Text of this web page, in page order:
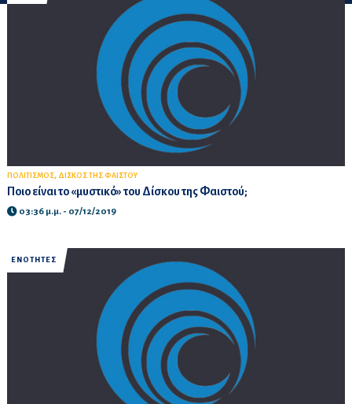
ΠΟΛΙΤΙΣΜΟΣ, ΔΙΣΚΟΣ ΤΗΣ ΦΑΙΣΤΟΥ
Ποιο είναι το «μυστικό» του Δίσκου της Φαιστού;
03:36 μ.μ. - 07/12/2019
ΕΝΟΤΗΤΕΣ